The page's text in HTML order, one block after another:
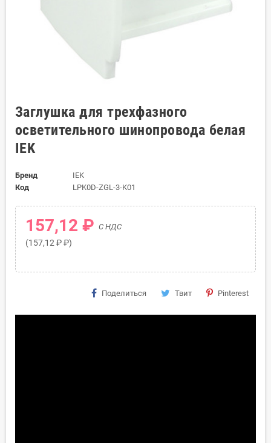
Заглушка для трехфазного
осветительного шинопровода белая
IEK
Бренд
IEK
Код
LPK0D-ZGL-3-K01
157,12 ₽ С НДС
(157,12 ₽ ₽)
Поделиться Твит Pinterest